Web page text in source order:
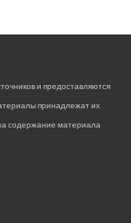
и предоставляются
принадлежат их
содержание материала